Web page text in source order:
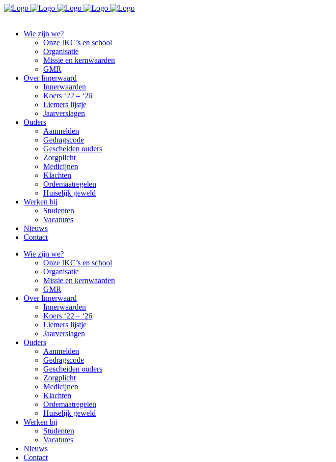
Wie zijn we?
Onze IKC’s en school
Organisatie
Missie en kernwaarden
GMR
Over Innerwaard
Innerwaarden
Koers ‘22 – ‘26
Liemers lijstje
Jaarverslagen
Ouders
Aanmelden
Gedragscode
Gescheiden ouders
Zorgplicht
Medicijnen
Klachten
Ordemaatregelen
Huiselijk geweld
Werken bij
Studenten
Vacatures
Nieuws
Contact
Wie zijn we?
Onze IKC’s en school
Organisatie
Missie en kernwaarden
GMR
Over Innerwaard
Innerwaarden
Koers ‘22 – ‘26
Liemers lijstje
Jaarverslagen
Ouders
Aanmelden
Gedragscode
Gescheiden ouders
Zorgplicht
Medicijnen
Klachten
Ordemaatregelen
Huiselijk geweld
Werken bij
Studenten
Vacatures
Nieuws
Contact